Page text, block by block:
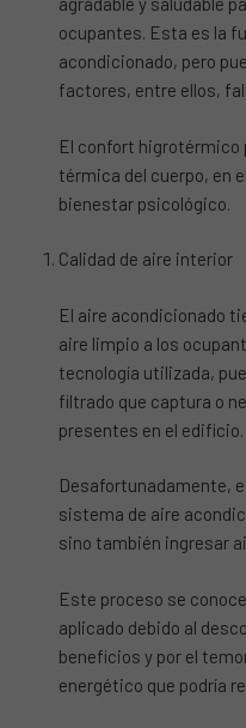
ocupantes. Esta es la
acondicionado, pero
factores, entre ellos,
El confort higrotérmico
térmica del cuerpo, en
bienestar psicológico.
Calidad de aire interior
El aire acondicionado
aire limpio a los
tecnología utilizada,
filtrado que captura o
presentes en el edificio.
Desafortunadamente,
sistema de aire
sino también ingresar
Este proceso se
aplicado debido al
beneficios y por el
energético que podría